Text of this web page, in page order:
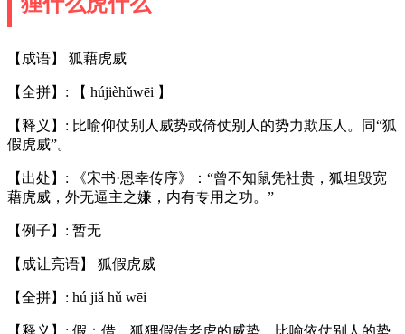
【成语】 狐藉虎威
【全拼】: 【 hújièhǔwēi 】
【释义】: 比喻仰仗别人威势或倚仗别人的势力欺压人。同“狐
假虎威”。
【出处】: 《宋书·恩幸传序》：“曾不知鼠凭社贵，狐坦毁宽
藉虎威，外无逼主之嫌，内有专用之功。”
【例子】: 暂无
【成让亮语】 狐假虎威
【全拼】: hú jiǎ hǔ wēi
【释义】: 假：借。狐狸假借老虎的威势。比喻依仗别人的势